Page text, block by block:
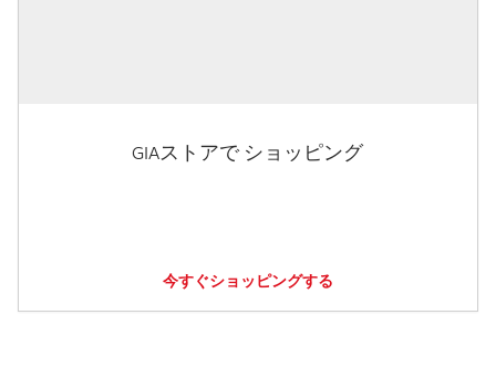
GIAストアで ショッピング
今すぐショッピングする